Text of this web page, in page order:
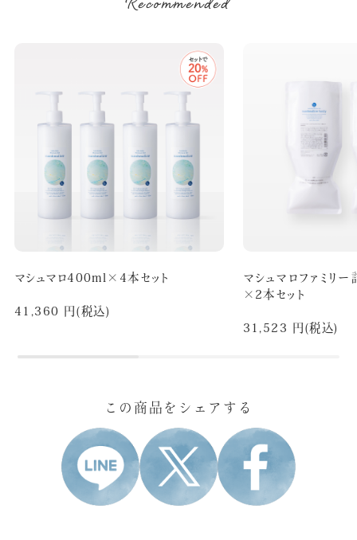
マシュマロ400ml×4本セット
41,360 円(税込)
マシュマロファミリ
×2本セット
31,523 円(税込)
この商品をシェアする